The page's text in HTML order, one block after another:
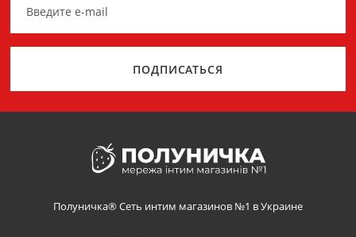
ПОДПИСАТЬСЯ
Полуничка® Сеть интим магазинов №1 в Украине